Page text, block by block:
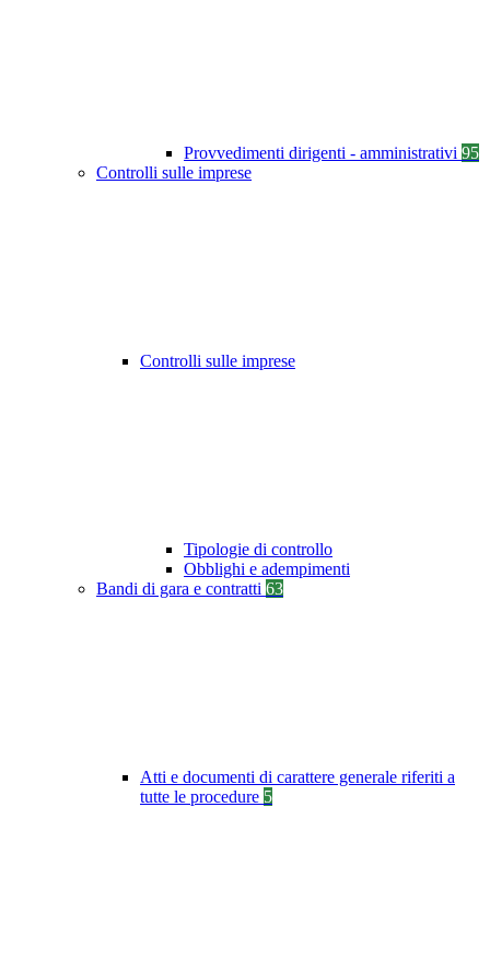
Provvedimenti dirigenti - amministrativi 95
Controlli sulle imprese
Controlli sulle imprese
Tipologie di controllo
Obblighi e adempimenti
Bandi di gara e contratti 63
Atti e documenti di carattere generale riferiti a
tutte le procedure 5